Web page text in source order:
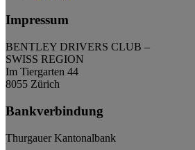
Impressum
BENTLEY DRIVERS CLUB –
SWISS REGION
Im Tiergarten 44
8055 Zürich
Bankverbindung
Thurgauer Kantonalbank